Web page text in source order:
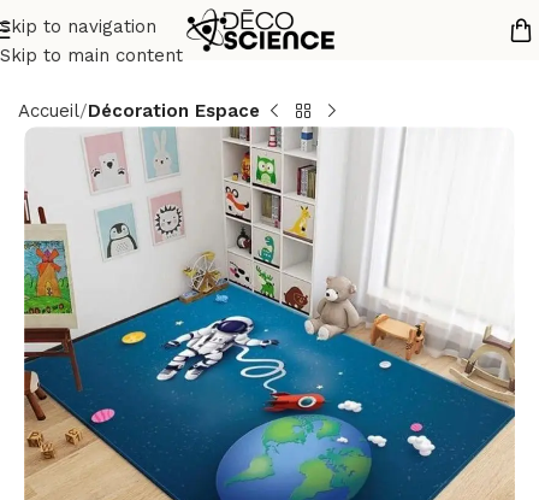
Skip to navigation
Skip to main content
Accueil Décoration Espace